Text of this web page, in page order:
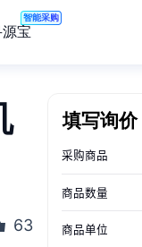
宝
智能采购
63
填写询价